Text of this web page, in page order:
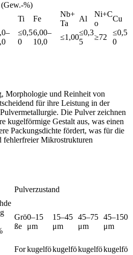
%)
Ti Fe
Nb+
Ta
Al
Ni+C
o
Cu
≤0,5
0
6,00–
10,0
≤1,00
≤0,3
5
≥72
≤0,5
0
Morphologie und Reinheit von
für ihre Leistung in der
Die Pulver zeichnen
kugelförmige Gestalt aus, was einen
Packungsdichte fördert, was für die
fehlerfreier Mikrostrukturen
Pulverzustand
Grö
ße
0–15
μm
15–45
μm
45–75
μm
45–150
μm
Forkugelfökugelfökugelfökugelfö